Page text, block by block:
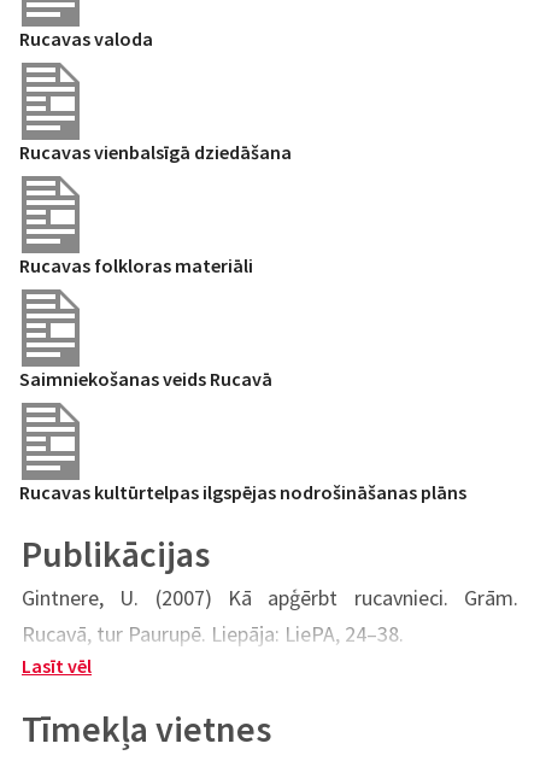
Rucavas valoda
Rucavas vienbalsīgā dziedāšana
Rucavas folkloras materiāli
Saimniekošanas veids Rucavā
Rucavas kultūrtelpas ilgspējas nodrošināšanas plāns
Publikācijas
Gintnere, U. (2007) Kā apģērbt rucavnieci. Grām.
Rucavā, tur Paurupē. Liepāja: LiePA, 24–38.
Jansone, A. (2010) Līdz mūsdienām Rucavā saglabātie
Krāj. Arheoloģija un Etnogrāfija, XXV. Rīga: Zinātne,
Lasīt vēl
Tīmekļa vietnes